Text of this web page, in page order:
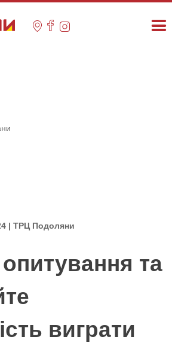
| ТРЦ Подоляни
та
виграти